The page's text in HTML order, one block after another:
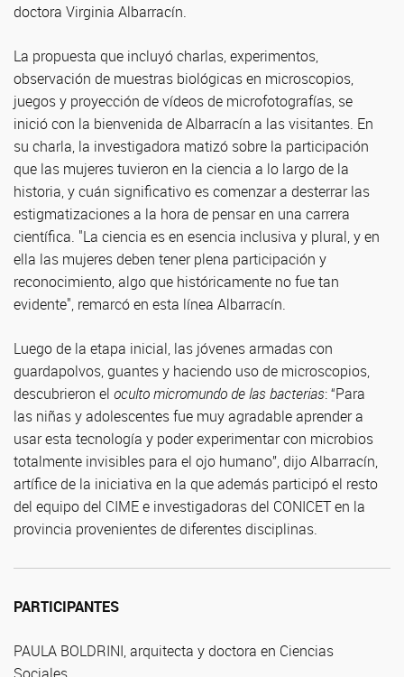
doctora Virginia Albarracín.
La propuesta que incluyó charlas, experimentos,
observación de muestras biológicas en microscopios,
juegos y proyección de vídeos de microfotografías, se
inició con la bienvenida de Albarracín a las visitantes. En
su charla, la investigadora matizó sobre la participación
que las mujeres tuvieron en la ciencia a lo largo de la
historia, y cuán significativo es comenzar a desterrar las
estigmatizaciones a la hora de pensar en una carrera
científica. "La ciencia es en esencia inclusiva y plural, y en
ella las mujeres deben tener plena participación y
reconocimiento, algo que históricamente no fue tan
evidente", remarcó en esta línea Albarracín.
Luego de la etapa inicial, las jóvenes armadas con
guardapolvos, guantes y haciendo uso de microscopios,
descubrieron el oculto micromundo de las bacterias: “Para
las niñas y adolescentes fue muy agradable aprender a
usar esta tecnología y poder experimentar con microbios
totalmente invisibles para el ojo humano”, dijo Albarracín,
artífice de la iniciativa en la que además participó el resto
del equipo del CIME e investigadoras del CONICET en la
provincia provenientes de diferentes disciplinas.
PARTICIPANTES
PAULA BOLDRINI, arquitecta y doctora en Ciencias